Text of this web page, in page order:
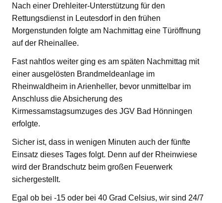
Nach einer Drehleiter-Unterstützung für den
Rettungsdienst in Leutesdorf in den frühen
Morgenstunden folgte am Nachmittag eine Türöffnung
auf der Rheinallee.
Fast nahtlos weiter ging es am späten Nachmittag mit
einer ausgelösten Brandmeldeanlage im
Rheinwaldheim in Arienheller, bevor unmittelbar im
Anschluss die Absicherung des
Kirmessamstagsumzuges des JGV Bad Hönningen
erfolgte.
Sicher ist, dass in wenigen Minuten auch der fünfte
Einsatz dieses Tages folgt. Denn auf der Rheinwiese
wird der Brandschutz beim großen Feuerwerk
sichergestellt.
Egal ob bei -15 oder bei 40 Grad Celsius, wir sind 24/7